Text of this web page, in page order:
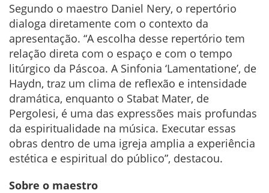
Segundo o maestro Daniel Nery, o repertório
dialoga diretamente com o contexto da
apresentação. “A escolha desse repertório tem
relação direta com o espaço e com o tempo
litúrgico da Páscoa. A Sinfonia ‘Lamentatione’, de
Haydn, traz um clima de reflexão e intensidade
dramática, enquanto o Stabat Mater, de
Pergolesi, é uma das expressões mais profundas
da espiritualidade na música. Executar essas
obras dentro de uma igreja amplia a experiência
estética e espiritual do público”, destacou.
Sobre o maestro